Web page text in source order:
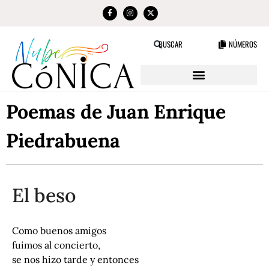
BUSCAR NÚMEROS
Poemas de Juan Enrique
Piedrabuena
El beso
Como buenos amigos
fuimos al concierto,
se nos hizo tarde y entonces